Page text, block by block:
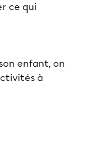
ce qui
enfant, on
à